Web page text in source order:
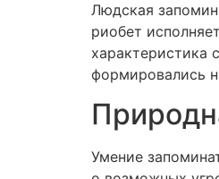
Людская
риобет
характеристика
формировались
Умение